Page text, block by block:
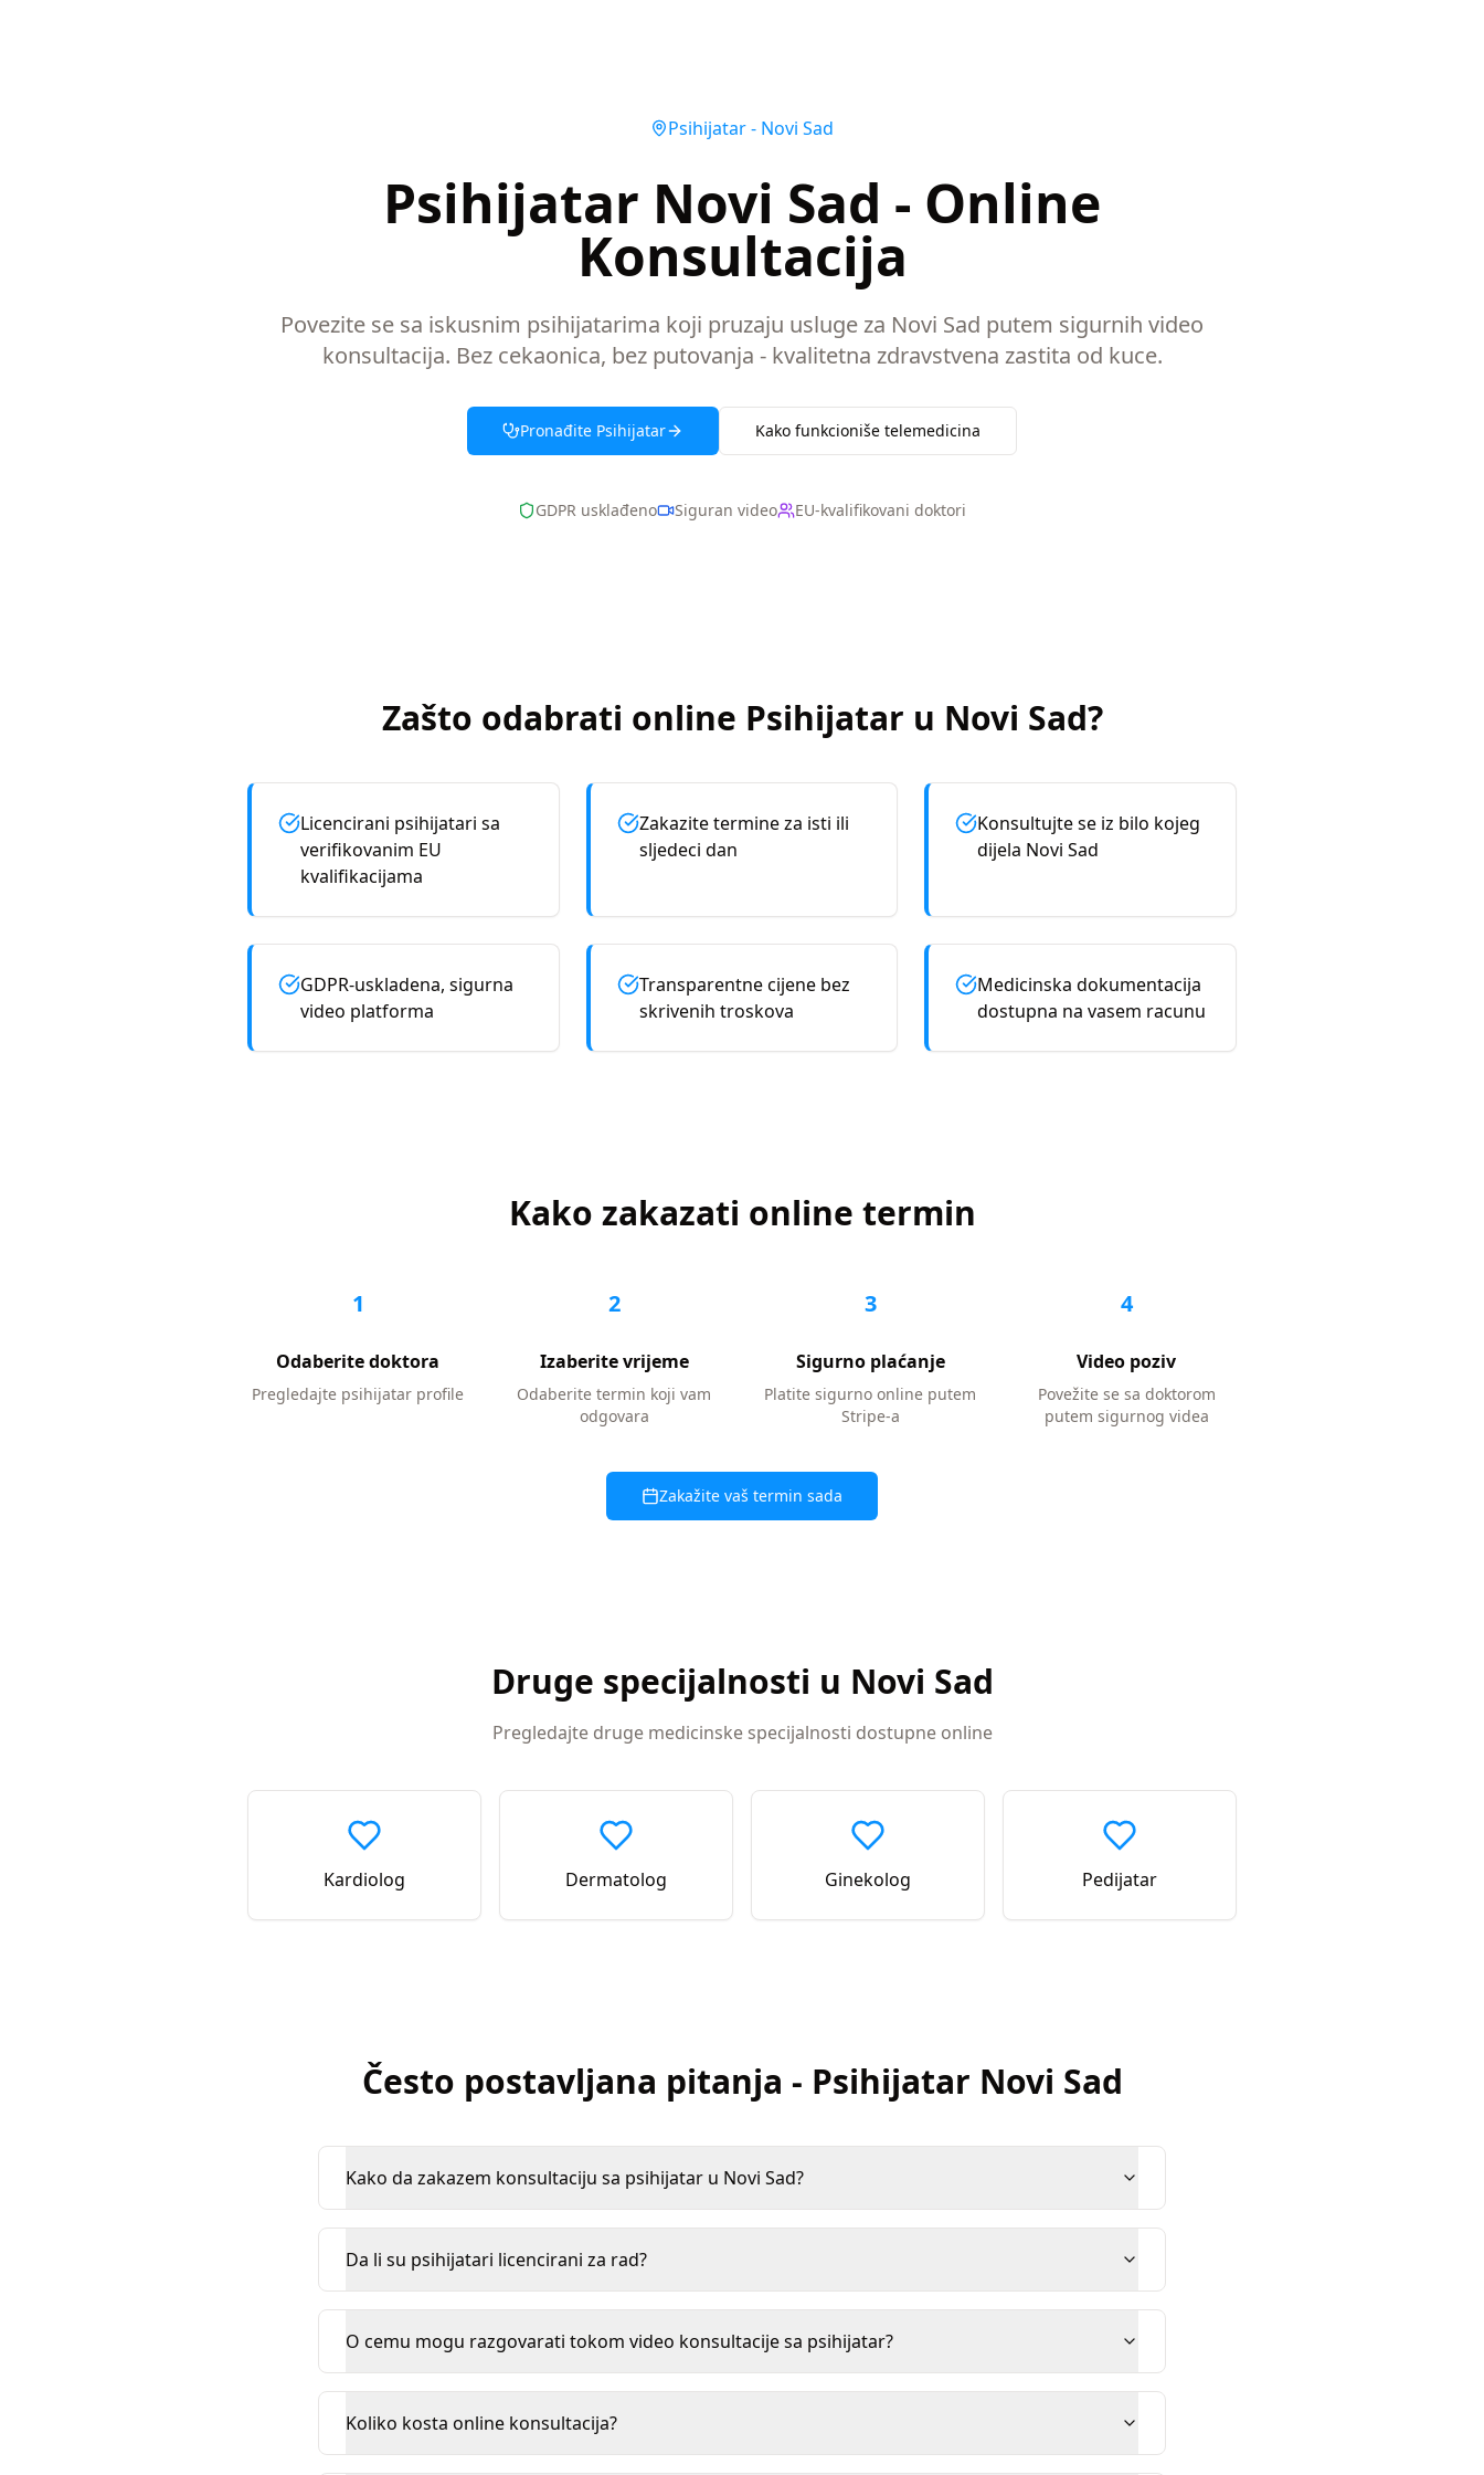
Psihijatar- Novi Sad
Psihijatar Novi Sad - Online
Konsultacija
Povezite se sa iskusnim psihijatarima koji pruzaju usluge za Novi Sad putem sigurnih video
konsultacija. Bez cekaonica, bez putovanja - kvalitetna zdravstvena zastita od kuce.
Pronađite Psihijatar Kako funkcioniše telemedicina
GDPR usklađeno Siguran video EU-kvalifikovani doktori
Zašto odabrati online Psihijatar u Novi Sad?
Licencirani psihijatari sa
verifikovanim EU
kvalifikacijama
Zakazite termine za isti ili
sljedeci dan
Konsultujte se iz bilo kojeg
dijela Novi Sad
GDPR-uskladena, sigurna
video platforma
Transparentne cijene bez
skrivenih troskova
Medicinska dokumentacija
dostupna na vasem racunu
Kako zakazati online termin
1
Odaberite doktora
Pregledajte psihijatar profile
2
Izaberite vrijeme
Odaberite termin koji vam
odgovara
3
Sigurno plaćanje
Platite sigurno online putem
Stripe-a
4
Video poziv
Povežite se sa doktorom
putem sigurnog videa
Zakažite vaš termin sada
Druge specijalnosti u Novi Sad
Pregledajte druge medicinske specijalnosti dostupne online
Kardiolog Dermatolog Ginekolog Pedijatar
Često postavljana pitanja - Psihijatar Novi Sad
Kako da zakazem konsultaciju sa psihijatar u Novi Sad?
Da li su psihijatari licencirani za rad?
O cemu mogu razgovarati tokom video konsultacije sa psihijatar?
Koliko kosta online konsultacija?